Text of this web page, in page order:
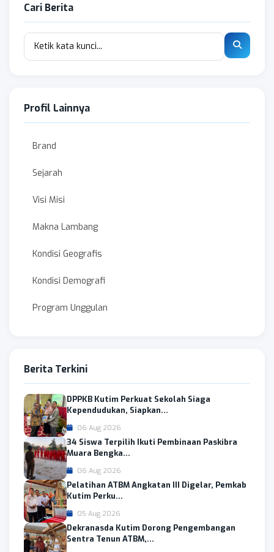
Cari Berita
Profil Lainnya
Brand
Sejarah
Visi Misi
Makna Lambang
Kondisi Geografis
Kondisi Demografi
Program Unggulan
Berita Terkini
DPPKB Kutim Perkuat Sekolah Siaga
Kependudukan, Siapkan...
06 Aug 2026
34 Siswa Terpilih Ikuti Pembinaan Paskibra
Muara Bengka...
06 Aug 2026
Pelatihan ATBM Angkatan III Digelar, Pemkab
Kutim Perku...
05 Aug 2026
Dekranasda Kutim Dorong Pengembangan
Sentra Tenun ATBM,...